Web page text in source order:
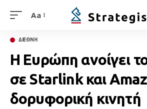
Aa
ΔΙΕΘΝΗ
Η Ευρώπη ανοίγει
σε Starlink και
δορυφορική κινητή